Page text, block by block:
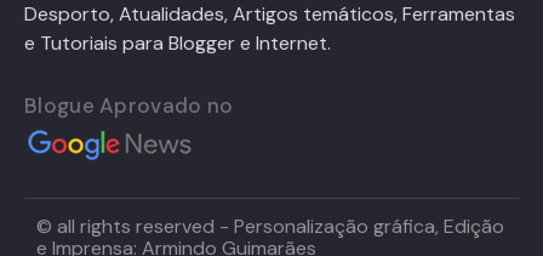
Desporto, Atualidades, Artigos temáticos, Ferramentas
e Tutoriais para Blogger e Internet.
Blogue Aprovado no
© all rights reserved - Personalização gráfica, Edição
e Imprensa: Armindo Guimarães